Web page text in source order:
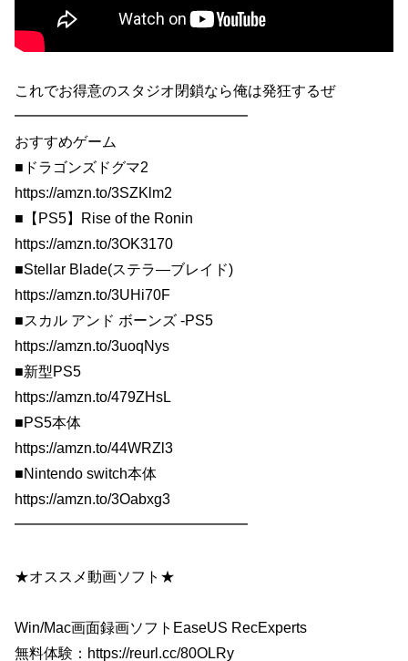
これでお得意のスタジオ閉鎖なら俺は発狂するぜ
━━━━━━━━━━━━━━━━
おすすめゲーム
■ドラゴンズドグマ2
https://amzn.to/3SZKlm2
■【PS5】Rise of the Ronin
https://amzn.to/3OK3170
■Stellar Blade(ステラ―ブレイド)
https://amzn.to/3UHi70F
■スカル アンド ボーンズ -PS5
https://amzn.to/3uoqNys
■新型PS5
https://amzn.to/479ZHsL
■PS5本体
https://amzn.to/44WRZl3
■Nintendo switch本体
https://amzn.to/3Oabxg3
━━━━━━━━━━━━━━━━
★オススメ動画ソフト★
Win/Mac画面録画ソフトEaseUS RecExperts
無料体験：https://reurl.cc/80OLRy